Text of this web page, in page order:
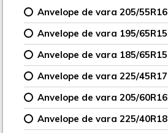
Anvelope de vara 205/55R16
Anvelope de vara 195/65R15
Anvelope de vara 185/65R15
Anvelope de vara 225/45R17
Anvelope de vara 205/60R16
Anvelope de vara 225/40R18